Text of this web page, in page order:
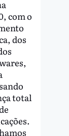
com o
dos
total